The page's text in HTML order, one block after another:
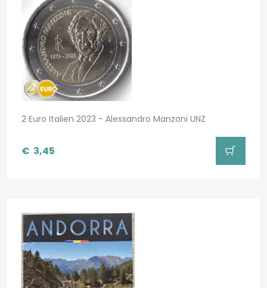
2 Euro Italien 2023 - Alessandro Manzoni UNZ
€ 3,45